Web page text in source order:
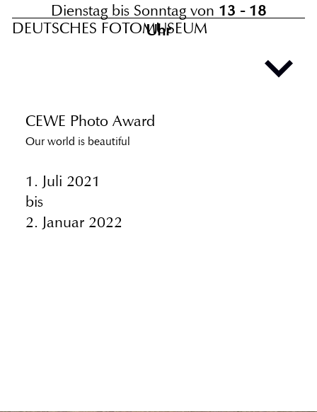
DEUTSCHES FOTOMUSEUM
Dienstag bis Sonntag von 13 - 18
Uhr
CEWE Photo Award
Our world is beautiful
1. Juli 2021
2. Januar 2022
bis